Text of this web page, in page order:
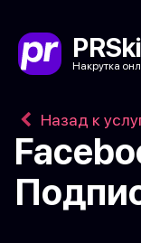
Накрутка
Назад к